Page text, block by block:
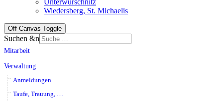
Unterwürschnitz
Wiedersberg, St. Michaelis
Off-Canvas Toggle
Suchen &n
Mitarbeit
Verwaltung
Anmeldungen
Taufe, Trauung, …